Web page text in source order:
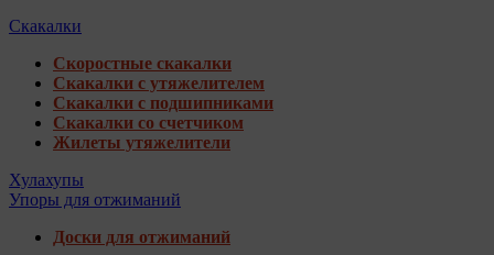
Скакалки
Скоростные скакалки
Скакалки с утяжелителем
Скакалки с подшипниками
Скакалки со счетчиком
Жилеты утяжелители
Хулахупы
Упоры для отжиманий
Доски для отжиманий